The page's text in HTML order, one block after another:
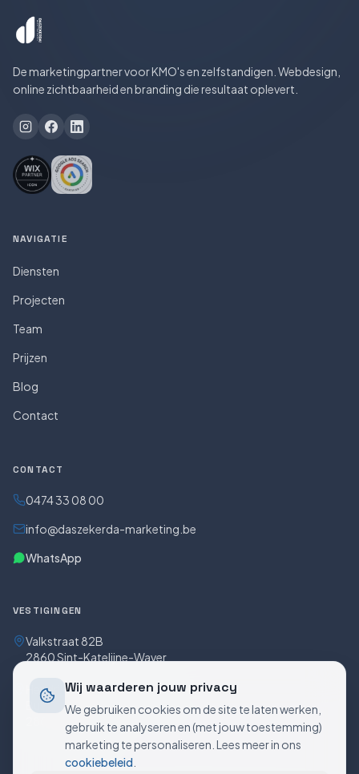
De marketingpartner voor KMO's en zelfstandigen. Webdesign,
online zichtbaarheid en branding die resultaat oplevert.
NAVIGATIE
Diensten
Projecten
Team
Prijzen
Blog
Contact
CONTACT
0474 33 08 00
info@daszekerda-marketing.be
WhatsApp
VESTIGINGEN
Valkstraat 82B
2860 Sint-Katelijne-Waver
Hendrik Consciencestraat 5
Bus 5/0301
2800 Mechelen
Wij waarderen jouw privacy
We gebruiken cookies om de site te laten werken,
gebruik te analyseren en (met jouw toestemming)
marketing te personaliseren. Lees meer in ons
cookiebeleid